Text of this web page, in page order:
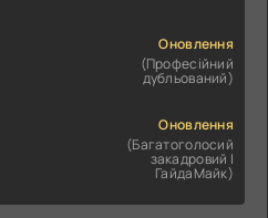
Оновлення
(Професійний
дубльований)
Оновлення
(Багатоголосий
закадровий |
ГайдаМайк)